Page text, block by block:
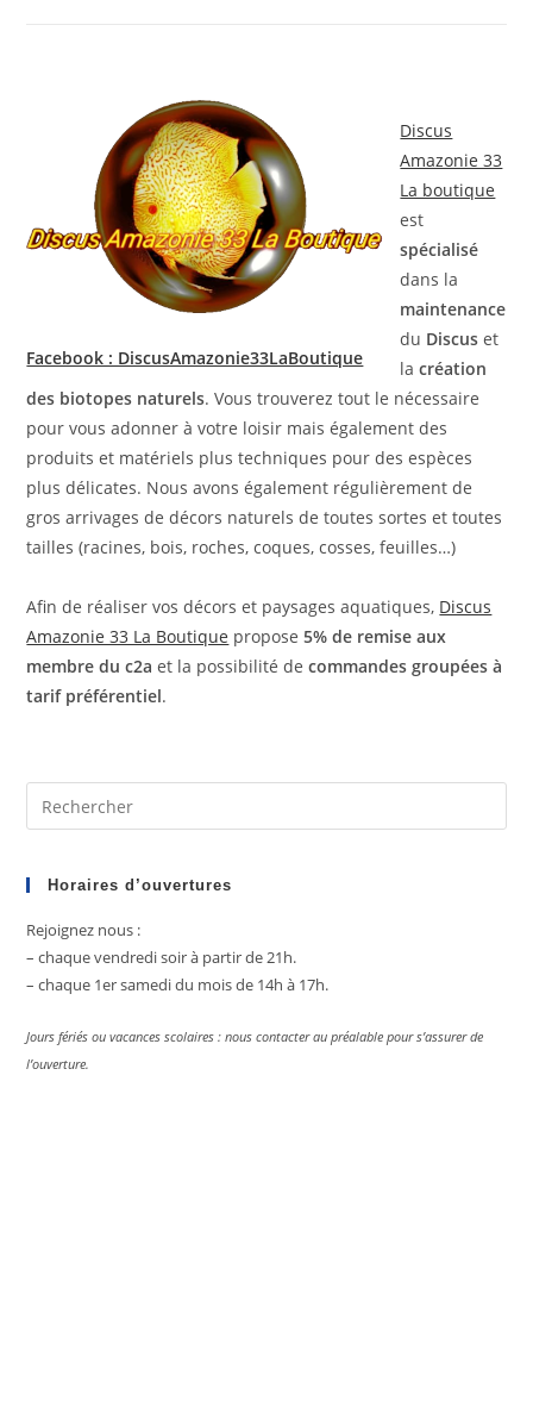
Facebook : DiscusAmazonie33LaBoutique
Discus
Amazonie 33
La boutique
est
spécialisé
dans la
maintenance
du Discuset
lacréation
des biotopes naturels. Vous trouverez tout le nécessaire
pour vous adonner à votre loisir mais également des
produits et matériels plus techniques pour des espèces
plus délicates. Nous avons également régulièrement de
gros arrivages de décors naturels de toutes sortes et toutes
tailles (racines, bois, roches, coques, cosses, feuilles…)
Afin de réaliser vos décors et paysages aquatiques, Discus
Amazonie 33 La Boutique propose5% de remise aux
membre du c2a et la possibilité decommandes groupées à
tarif préférentiel.
Horaires d’ouvertures
Rejoignez nous :
– chaque vendredi soir à partir de 21h.
– chaque 1er samedi du mois de 14h à 17h.
Jours fériés ou vacances scolaires : nous contacter au préalable pour s’assurer de
l’ouverture.